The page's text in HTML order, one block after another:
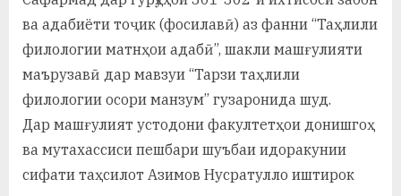
у
с
а
в
ва адабиёти тоҷик (фосилавӣ) аз фанни “Таҳлили
филологии матнҳои адабӣ”, шакли машғулияти
маърузавӣ дар мавзуи “Тарзи таҳлили
филологии осори манзум” гузаронида шуд.
Дар машғулият устодони факултетҳои донишгоҳ
ва мутахассиси пешбари шуъбаи идоракунии
сифати таҳсилот Азимов Нусратулло иштирок